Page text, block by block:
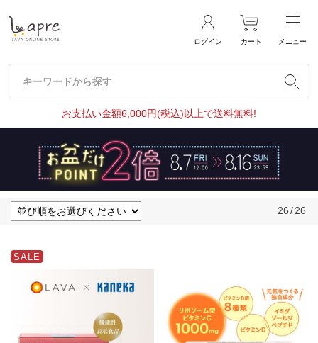
ログイン カート メニュー
キーワードから探す
キーワードから探す
お支払い金額6,000円(税込)以上で送料無料!
26/26
SALE